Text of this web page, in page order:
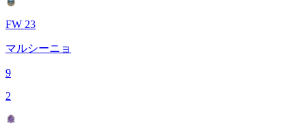
FW 23
マルシーニョ
9
2